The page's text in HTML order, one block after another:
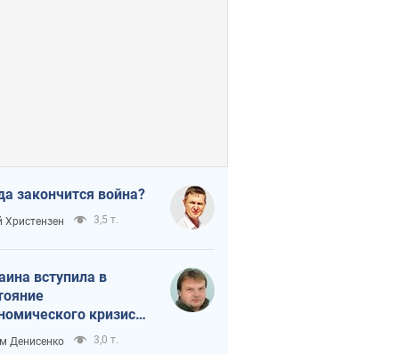
закончится война?
Христензен 3,5 т.
вступила в
кризиса.
ли свет в конце
Денисенко 3,0 т.